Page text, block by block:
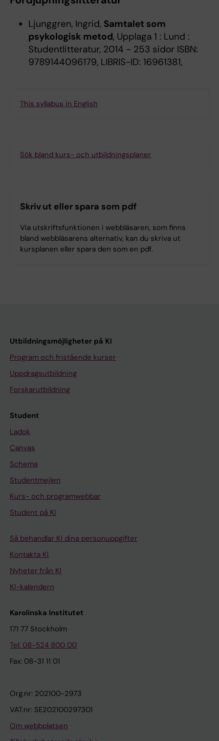
Ljunggren, Ingrid, Samtalet som
psykologisk metod, Upplaga 1 : Lund :
Studentlitteratur, 2014 - 253 sidor ISBN:
9789144096179, LIBRIS-ID: 16961381,
This syllabus in English
Sök bland kurs- och utbildningsplaner
Skriv ut eller spara som pdf
Via utskriftsfunktionen i webbläsaren, som finns
bland webbläsarens alternativ, kan du skriva ut
kursplanen eller spara den som en pdf.
Utbildningsmöjligheter på KI
Program och fristående kurser
Uppdragsutbildning
Forskarutbildning
Student
Ladok
Canvas
Schema
Studentmejlen
Kurs- och programwebbar
Student på KI
Så behandlar KI dina personuppgifter
Kontakta KI
Nyheter från KI
KI-kalendern
Karolinska Institutet
171 77 Stockholm
Tel: 08-524 800 00
Fax: 08-31 11 01
Org.nr: 202100-2973
VAT.nr: SE202100297301
Om webbplatsen